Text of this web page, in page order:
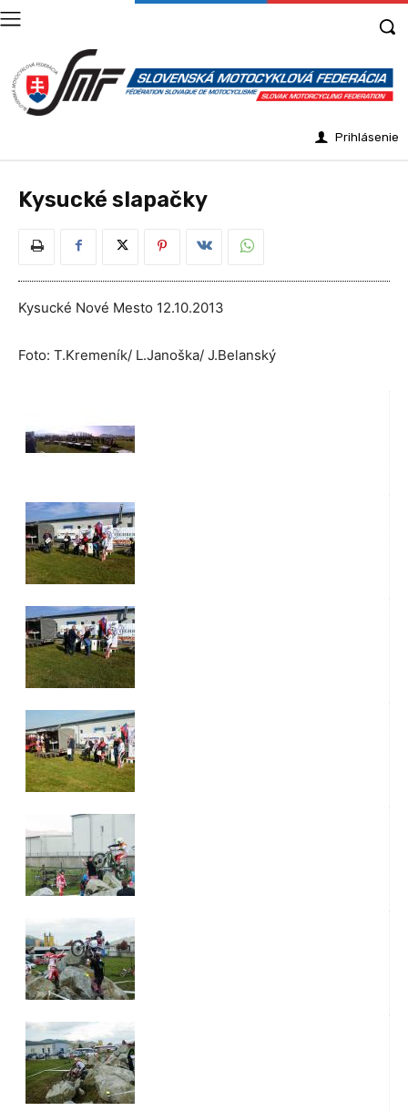
Prihlásenie
Kysucké slapačky
Kysucké Nové Mesto 12.10.2013
Foto: T.Kremeník/ L.Janoška/ J.Belanský